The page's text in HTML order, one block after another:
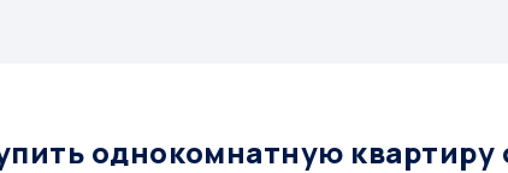
однокомнатную квартиру